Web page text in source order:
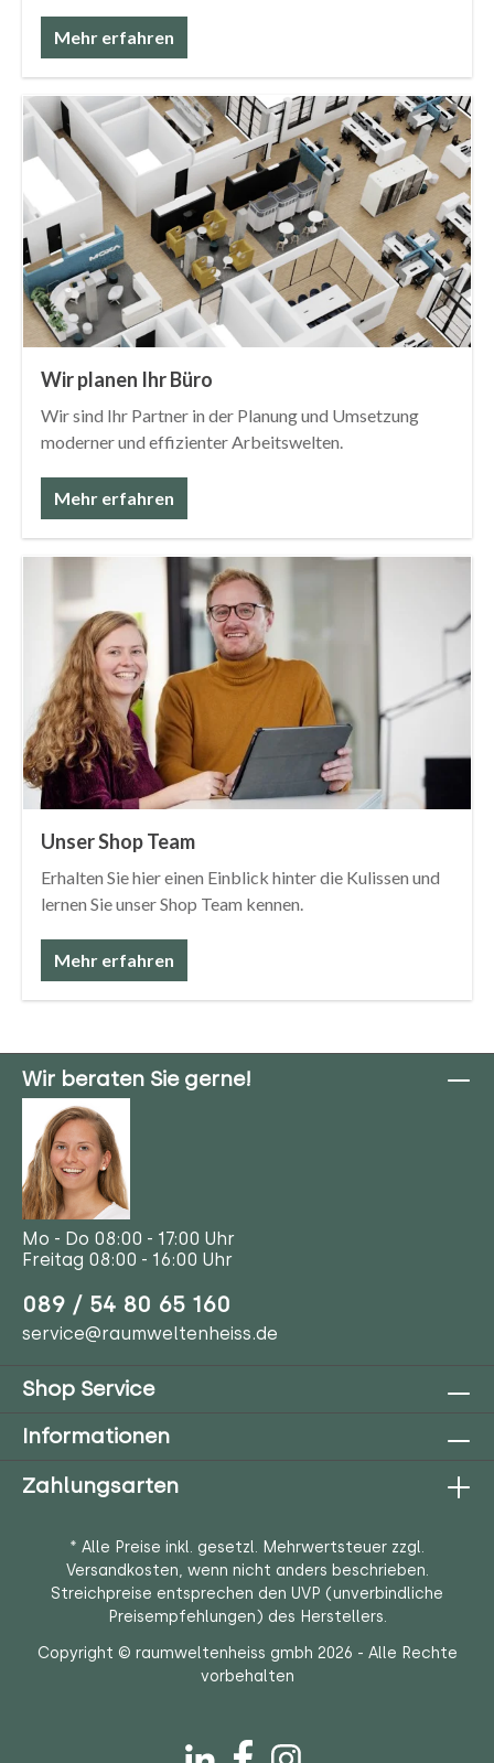
Mehr erfahren
Wir planen Ihr Büro
Wir sind Ihr Partner in der Planung und Umsetzung
moderner und effizienter Arbeitswelten.
Mehr erfahren
Unser Shop Team
Erhalten Sie hier einen Einblick hinter die Kulissen und
lernen Sie unser Shop Team kennen.
Mehr erfahren
Wir beraten Sie gerne!
Mo - Do 08:00 - 17:00 Uhr
Freitag 08:00 - 16:00 Uhr
089 / 54 80 65 160
service@raumweltenheiss.de
Shop Service
Informationen
Zahlungsarten
* Alle Preise inkl. gesetzl. Mehrwertsteuer zzgl.
Versandkosten, wenn nicht anders beschrieben.
Streichpreise entsprechen den UVP (unverbindliche
Preisempfehlungen) des Herstellers.
Copyright © raumweltenheiss gmbh 2026 - Alle Rechte
vorbehalten